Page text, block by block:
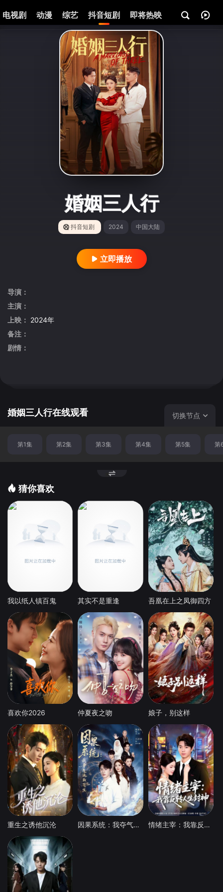
电视剧 动漫 综艺 抖音短剧 即将热映 资讯
婚姻三人行
抖音短剧 2024 中国大陆
立即播放
导演：
主演：
上映： 2024年
备注：
剧情：
婚姻三人行在线观看 切换节点
第1集 第2集 第3集 第4集 第5集 第
猜你喜欢
我以纸人镇百鬼 其实不是重逢 吾凰在上之凤御四方
喜欢你2026 仲夏夜之吻 娘子，别这样
重生之诱他沉沦 因果系统：我夺气运救苍生 情绪主宰：我靠反转人生封神